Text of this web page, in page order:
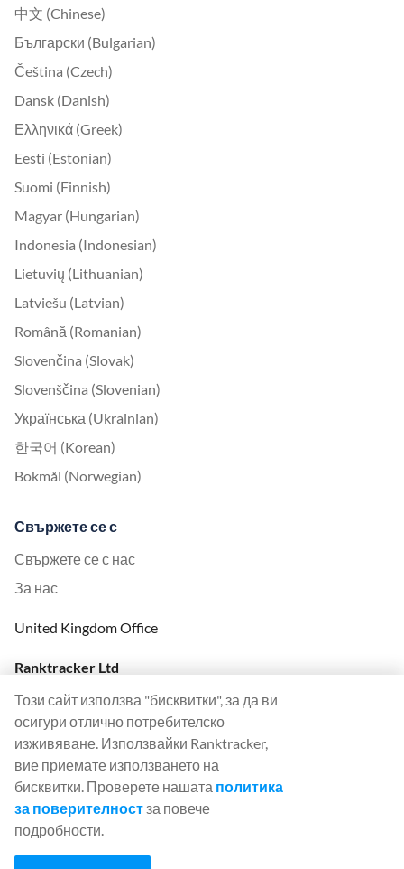
中文 (Chinese)
Български (Bulgarian)
Čeština (Czech)
Dansk (Danish)
Ελληνικά (Greek)
Eesti (Estonian)
Suomi (Finnish)
Magyar (Hungarian)
Indonesia (Indonesian)
Lietuvių (Lithuanian)
Latviešu (Latvian)
Română (Romanian)
Slovenčina (Slovak)
Slovenščina (Slovenian)
Українська (Ukrainian)
한국어 (Korean)
Bokmål (Norwegian)
Свържете се с
Свържете се с нас
За нас
United Kingdom Office
Ranktracker Ltd
London, EC1R 5DF
Company No: 08820809
felix@ranktracker.com
2015 -
Този сайт използва "бисквитки", за да ви
осигури отлично потребителско
изживяване. Използвайки Ranktracker,
вие приемате използването на
бисквитки. Проверете нашата политика
за поверителностза повече
подробности.